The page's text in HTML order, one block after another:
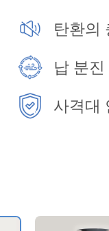
탄환의
납 분
사격대